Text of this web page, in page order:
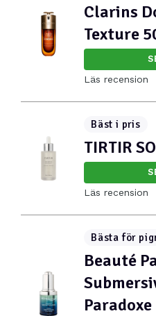
Clarins
Texture
Läs recension
Bäst i pris
TIRTIR
Läs recension
Bästa för
Beauté